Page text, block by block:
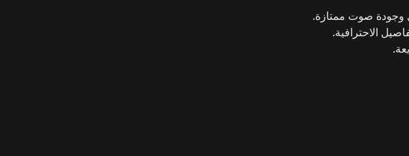
صوت ممتازة.
الاحترافية.